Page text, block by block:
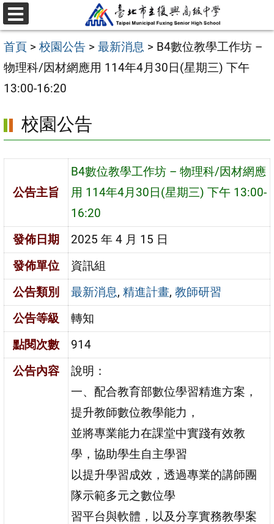
跳
至
主
要
內
區
選
單
首頁 > 校園公告 > 最新消息 > B4數位教學工作坊 –
物理科/因材網應用 114年4月30日(星期三) 下午
13:00-16:20
校園公告
公告主旨
B4數位教學工作坊 – 物理科/因材網應
用 114年4月30日(星期三) 下午 13:00-
16:20
發佈日期
2025 年 4 月 15 日
發佈單位
資訊組
公告類別
最新消息,精進計畫,教師研習
公告等級
轉知
點閱次數
914
公告內容
說明：
一、配合教育部數位學習精進方案，
提升教師數位教學能力，
並將專業能力在課堂中實踐有效教
學，協助學生自主學習
以提升學習成效，透過專業的講師團
隊示範多元之數位學
習平台與軟體，以及分享實務教學案